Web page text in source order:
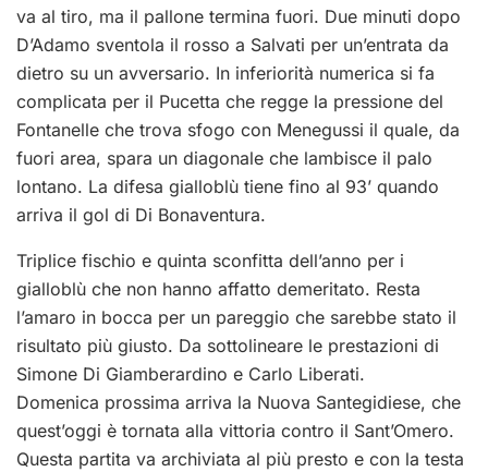
va al tiro, ma il pallone termina fuori. Due minuti dopo
D’Adamo sventola il rosso a Salvati per un’entrata da
dietro su un avversario. In inferiorità numerica si fa
complicata per il Pucetta che regge la pressione del
Fontanelle che trova sfogo con Menegussi il quale, da
fuori area, spara un diagonale che lambisce il palo
lontano. La difesa gialloblù tiene fino al 93’ quando
arriva il gol di Di Bonaventura.
Triplice fischio e quinta sconfitta dell’anno per i
gialloblù che non hanno affatto demeritato. Resta
l’amaro in bocca per un pareggio che sarebbe stato il
risultato più giusto. Da sottolineare le prestazioni di
Simone Di Giamberardino e Carlo Liberati.
Domenica prossima arriva la Nuova Santegidiese, che
quest’oggi è tornata alla vittoria contro il Sant’Omero.
Questa partita va archiviata al più presto e con la testa